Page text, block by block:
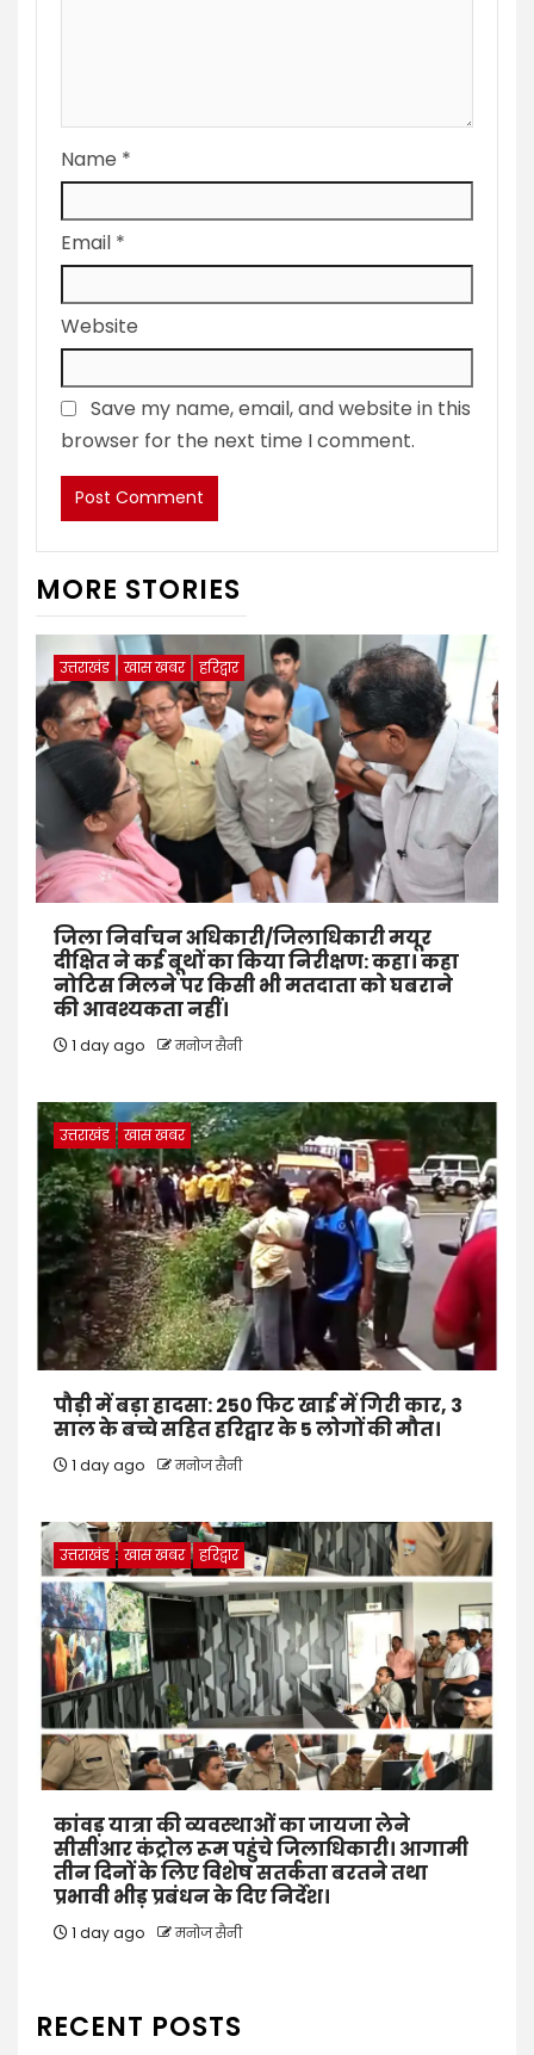
Name *
Email *
Website
Save my name, email, and website in this
browser for the next time I comment.
MORE STORIES
उत्तराखंड खास खबर हरिद्वार
जिला निर्वाचन अधिकारी/जिलाधिकारी मयूर
दीक्षित ने कई बूथों का किया निरीक्षण: कहा। कहा
नोटिस मिलने पर किसी भी मतदाता को घबराने
की आवश्यकता नहीं।
1 day ago मनोज सैनी
उत्तराखंड खास खबर
पौड़ी में बड़ा हादसा: 250 फिट खाई में गिरी कार, 3
साल के बच्चे सहित हरिद्वार के 5 लोगों की मौत।
1 day ago मनोज सैनी
उत्तराखंड खास खबर हरिद्वार
कांवड़ यात्रा की व्यवस्थाओं का जायजा लेने
सीसीआर कंट्रोल रूम पहुंचे जिलाधिकारी। आगामी
तीन दिनों के लिए विशेष सतर्कता बरतने तथा
प्रभावी भीड़ प्रबंधन के दिए निर्देश।
1 day ago मनोज सैनी
RECENT POSTS